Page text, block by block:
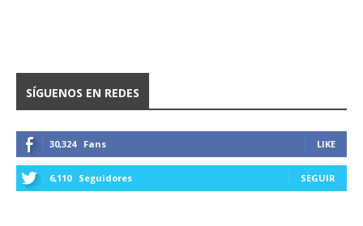
SÍGUENOS EN REDES
30,324 Fans LIKE
6,110 Seguidores SEGUIR